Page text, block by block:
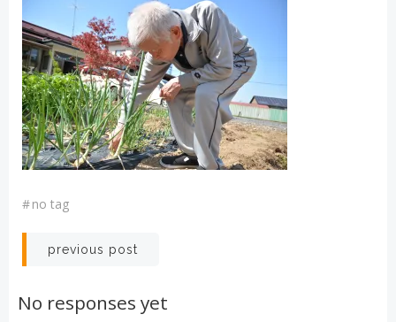
#no tag
投
稿
previous post
No responses yet